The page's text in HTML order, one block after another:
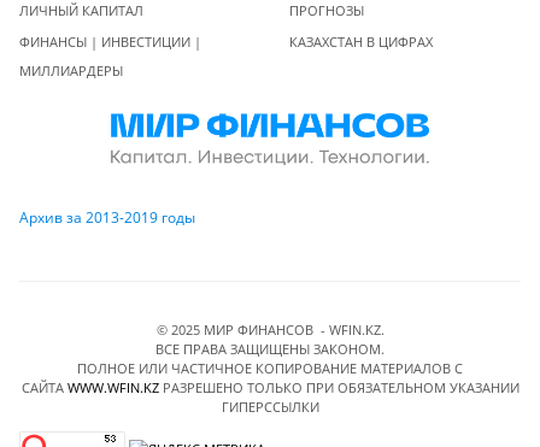
ЛИЧНЫЙ КАПИТАЛ
ФИНАНСЫ | ИНВЕСТИЦИИ |
МИЛЛИАРДЕРЫ
ПРОГНОЗЫ
КАЗАХСТАН В ЦИФРАХ
Архив за 2013-2019 годы
© 2025 МИР ФИНАНСОВ - WFIN.KZ.
ВСЕ ПРАВА ЗАЩИЩЕНЫ ЗАКОНОМ.
ПОЛНОЕ ИЛИ ЧАСТИЧНОЕ КОПИРОВАНИЕ МАТЕРИАЛОВ C
САЙТА WWW.WFIN.KZРАЗРЕШЕНО ТОЛЬКО ПРИ ОБЯЗАТЕЛЬНОМ УКАЗАНИИ
ГИПЕРССЫЛКИ